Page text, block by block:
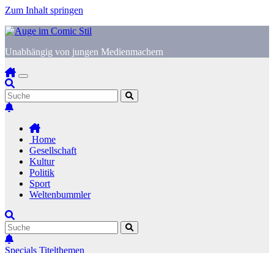
Zum Inhalt springen
Unabhängig von jungen Medienmachern
Home
Gesellschaft
Kultur
Politik
Sport
Weltenbummler
Specials Titelthemen